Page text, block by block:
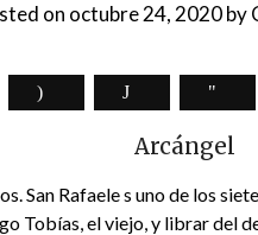
on octubre 24, 2020by
Arcángel
San Rafaele s uno de los
Tobías, el viejo, y librar del